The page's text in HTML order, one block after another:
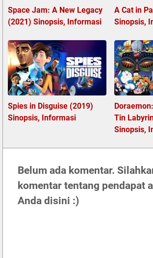
Space Jam: A New Legacy
(2021) Sinopsis, Informasi
A Cat in
Sinopsis,
Spies in Disguise (2019)
Sinopsis, Informasi
Tin
Sinopsis,
Belum ada komentar.
komentar tentang pendapat
Anda disini :)